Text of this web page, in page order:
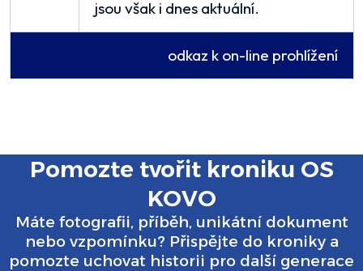
jsou však i dnes aktuální.
odkaz k on-line prohlížení
Pomozte tvořit kroniku OS
KOVO
Máte fotografii, příběh, unikátní dokument
nebo vzpomínku? Přispějte do kroniky a
pomozte uchovat historii pro další generace